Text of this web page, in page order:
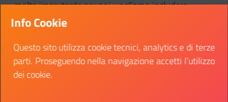
molto importante per noi, vogliamo includere
persone di diverse e minoranze sfondi per riflettere
Questo può essere ottenuto avanzando le proprie
richieste, a partire con la necessità di includere la
società civile e i rappresentanti dei giovani nei
Info Cookie
Questo sito utilizza cookie tecnici, analytics e di terze
parti. Proseguendo nella navigazione accetti l’utilizzo
dei cookie.